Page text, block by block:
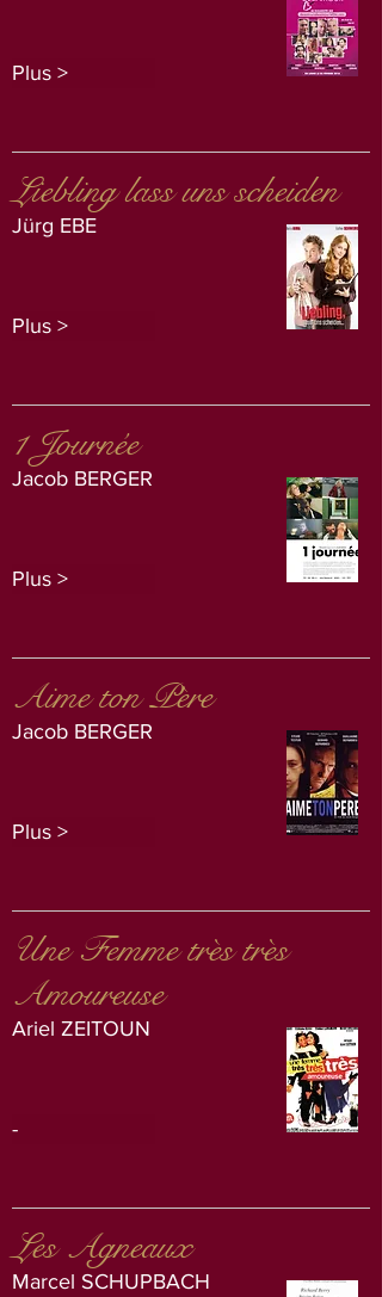
Plus >
Liebling lass uns scheiden
Plus >
Jürg EBE
1 Journée
Plus >
Jacob BERGER
Aime ton Père
Plus >
Jacob BERGER
Une Femme très très
Amoureuse
-
Ariel ZEITOUN
Les Agneaux
Marcel SCHUPBACH